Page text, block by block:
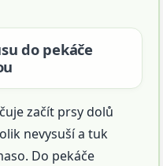
do pekáče
začít prsy dolů
nevysuší a tuk
Do pekáče